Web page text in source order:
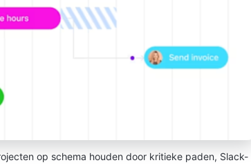
op schema houden door kritieke paden, Slack-